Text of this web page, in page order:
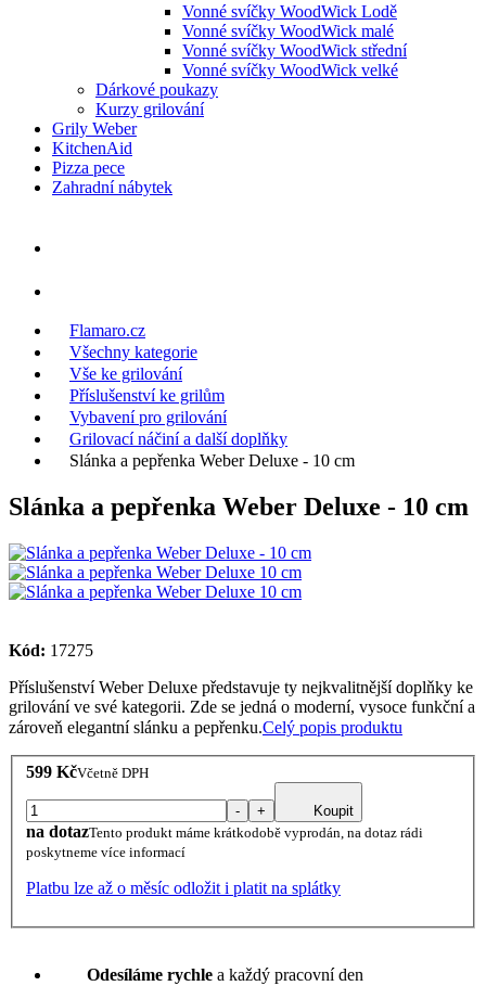
Vonné svíčky WoodWick Lodě
Vonné svíčky WoodWick malé
Vonné svíčky WoodWick střední
Vonné svíčky WoodWick velké
Dárkové poukazy
Kurzy grilování
Grily Weber
KitchenAid
Pizza pece
Zahradní nábytek
Flamaro.cz
Všechny kategorie
Vše ke grilování
Příslušenství ke grilům
Vybavení pro grilování
Grilovací náčiní a další doplňky
Slánka a pepřenka Weber Deluxe - 10 cm
Slánka a pepřenka Weber Deluxe - 10 cm
Kód: 17275
Příslušenství Weber Deluxe představuje ty nejkvalitnější doplňky ke
grilování ve své kategorii. Zde se jedná o moderní, vysoce funkční a
zároveň elegantní slánku a pepřenku.Celý popis produktu
599 KčVčetně DPH
- + Koupit
na dotazTento produkt máme krátkodobě vyprodán, na dotaz rádi
poskytneme více informací
Platbu lze až o měsíc odložit i platit na splátky
Odesíláme rychle a každý pracovní den